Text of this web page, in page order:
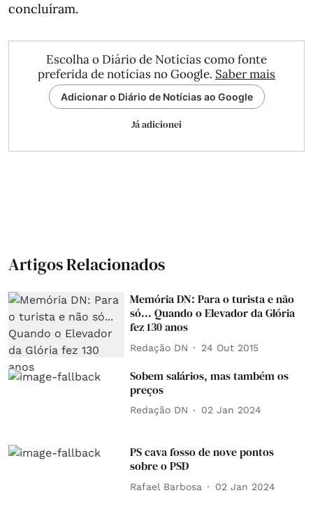
concluíram.
Escolha o Diário de Notícias como fonte
preferida de notícias no Google. Saber mais
Adicionar o Diário de Notícias ao Google
Já adicionei
Artigos Relacionados
Memória DN: Para o turista e não
só... Quando o Elevador da Glória
fez 130 anos
Redação DN 24 Out 2015
Sobem salários, mas também os
preços
Redação DN 02 Jan 2024
PS cava fosso de nove pontos
sobre o PSD
Rafael Barbosa 02 Jan 2024